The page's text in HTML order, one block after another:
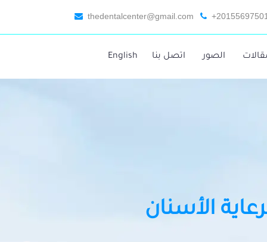
thedentalcenter@gmail.com
الصور اتصل بنا English
الأسنان